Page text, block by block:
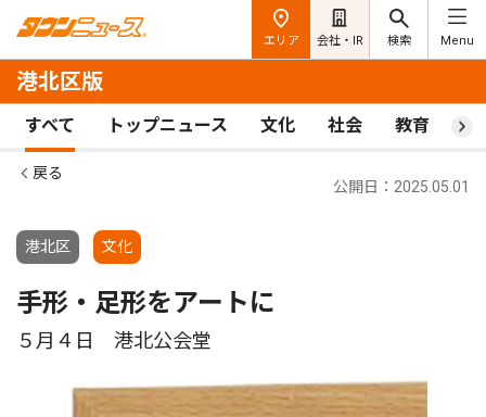
エリア 会社・IR 検索 Menu
港北区版
すべて トップニュース 文化 社会 教育 ス
戻る
港北区 文化
公開日：2025.05.01
手形・足形をアートに
５月４日 港北公会堂